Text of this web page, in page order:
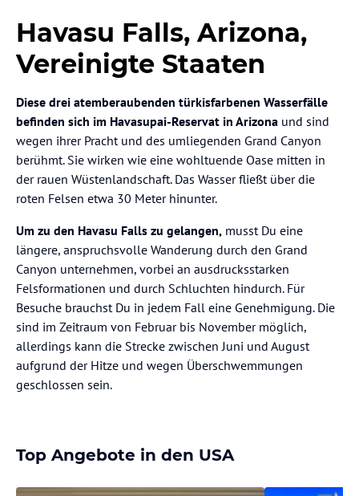
Havasu Falls, Arizona,
Vereinigte Staaten
Diese drei atemberaubenden türkisfarbenen Wasserfälle
befinden sich im Havasupai-Reservat in Arizona und sind
wegen ihrer Pracht und des umliegenden Grand Canyon
berühmt. Sie wirken wie eine wohltuende Oase mitten in
der rauen Wüstenlandschaft. Das Wasser fließt über die
roten Felsen etwa 30 Meter hinunter.
Um zu den Havasu Falls zu gelangen, musst Du eine
längere, anspruchsvolle Wanderung durch den Grand
Canyon unternehmen, vorbei an ausdrucksstarken
Felsformationen und durch Schluchten hindurch. Für
Besuche brauchst Du in jedem Fall eine Genehmigung. Die
sind im Zeitraum von Februar bis November möglich,
allerdings kann die Strecke zwischen Juni und August
aufgrund der Hitze und wegen Überschwemmungen
geschlossen sein.
Top Angebote in den USA